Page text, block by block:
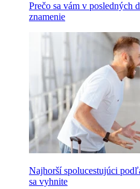
Prečo sa vám v posledných
znamenie
Najhorší spolucestujúci
sa vyhnite